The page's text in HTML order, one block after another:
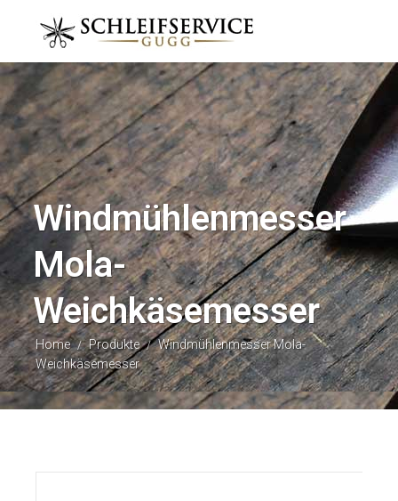
Windmühlenmesser
Mola-
Weichkäsemesser
Home / Produkte / Windmühlenmesser Mola-
Weichkäsemesser